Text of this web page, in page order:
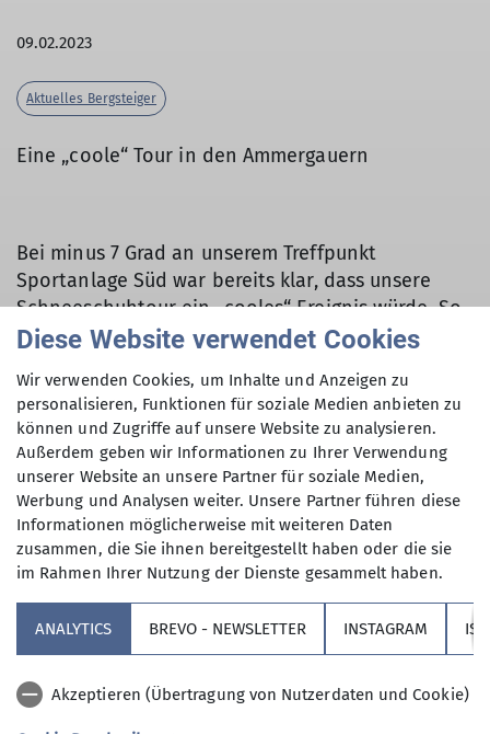
09.02.2023
Aktuelles Bergsteiger
Eine „coole“ Tour in den Ammergauern
Bei minus 7 Grad an unserem Treffpunkt
Sportanlage Süd war bereits klar, dass unsere
Schneeschuhtour ein „cooles“ Ereignis würde. So
empfing uns das Graswangtal mit minus 13 Grad!,
klammen Finger erschwerte. Trotzdem waren die
Teilnehmenden mit Führerin Uschi froh gelaunt
unterwegs in abwechslungsreichem Gelände
durch verschneiten Wald und über einen Rücken
zur Scheinbergspitze. Belohnt wurden wir durch
strahlenden Sonnenschein am wolkenlosen
Himmel und einen wunderbaren Ausblick auf die
schöne Bergwelt. Der Abstieg durch eine steilere
Flanke führte teilweise auch zu Hosenboden-
Rutschen, was jedoch dem Spaß der
Unternehmung keinen Abbruch tat.
Positiv: Da wir am Donnerstag unterwegs waren,
Diese Website verwendet Cookies
Wir verwenden Cookies, um Inhalte und Anzeigen zu
personalisieren, Funktionen für soziale Medien anbieten zu
können und Zugriffe auf unsere Website zu analysieren.
Außerdem geben wir Informationen zu Ihrer Verwendung
unserer Website an unsere Partner für soziale Medien,
Werbung und Analysen weiter. Unsere Partner führen diese
Informationen möglicherweise mit weiteren Daten
zusammen, die Sie ihnen bereitgestellt haben oder die sie
im Rahmen Ihrer Nutzung der Dienste gesammelt haben.
ANALYTICS BREVO - NEWSLETTER INSTAGRAM
Akzeptieren (Übertragung von Nutzerdaten und Cookie)